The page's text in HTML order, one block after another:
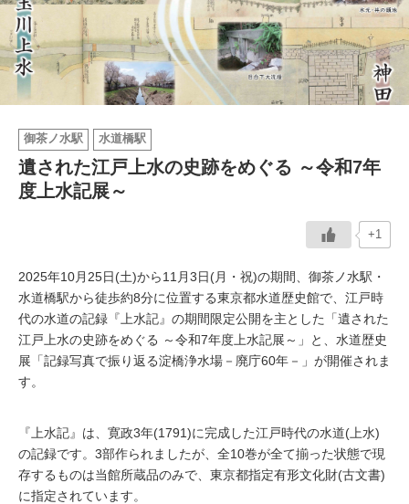
連載
中央線フェス
イベント情報
おしらせ
御茶ノ水駅 水道橋駅
遺された江戸上水の史跡をめぐる ～令和7年
度上水記展～
+1
2025年10月25日(土)から11月3日(月・祝)の期間、御茶ノ水駅・
水道橋駅から徒歩約8分に位置する東京都水道歴史館で、江戸時
代の水道の記録『上水記』の期間限定公開を主とした「遺された
江戸上水の史跡をめぐる ～令和7年度上水記展～」と、水道歴史
展「記録写真で振り返る淀橋浄水場－廃庁60年－」が開催されま
す。
『上水記』は、寛政3年(1791)に完成した江戸時代の水道(上水)
の記録です。3部作られましたが、全10巻が全て揃った状態で現
存するものは当館所蔵品のみで、東京都指定有形文化財(古文書)
に指定されています。